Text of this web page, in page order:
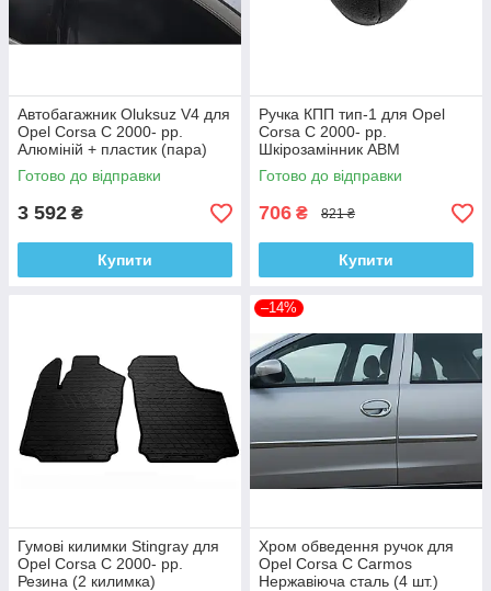
Автобагажник Oluksuz V4 для
Opel Corsa C 2000- рр.
Алюміній + пластик (пара)
Готово до відправки
3 592 ₴
Купити
Ручка КПП тип-1 для Opel
Corsa C 2000- рр.
Шкірозамінник ABM
Готово до відправки
706 ₴ 821 ₴
Купити
Гумові килимки Stingray для
Opel Corsa C 2000- рр.
Резина (2 килимка)
–14%
Хром обведення ручок для
Opel Corsa C Carmos
Нержавіюча сталь (4 шт.)